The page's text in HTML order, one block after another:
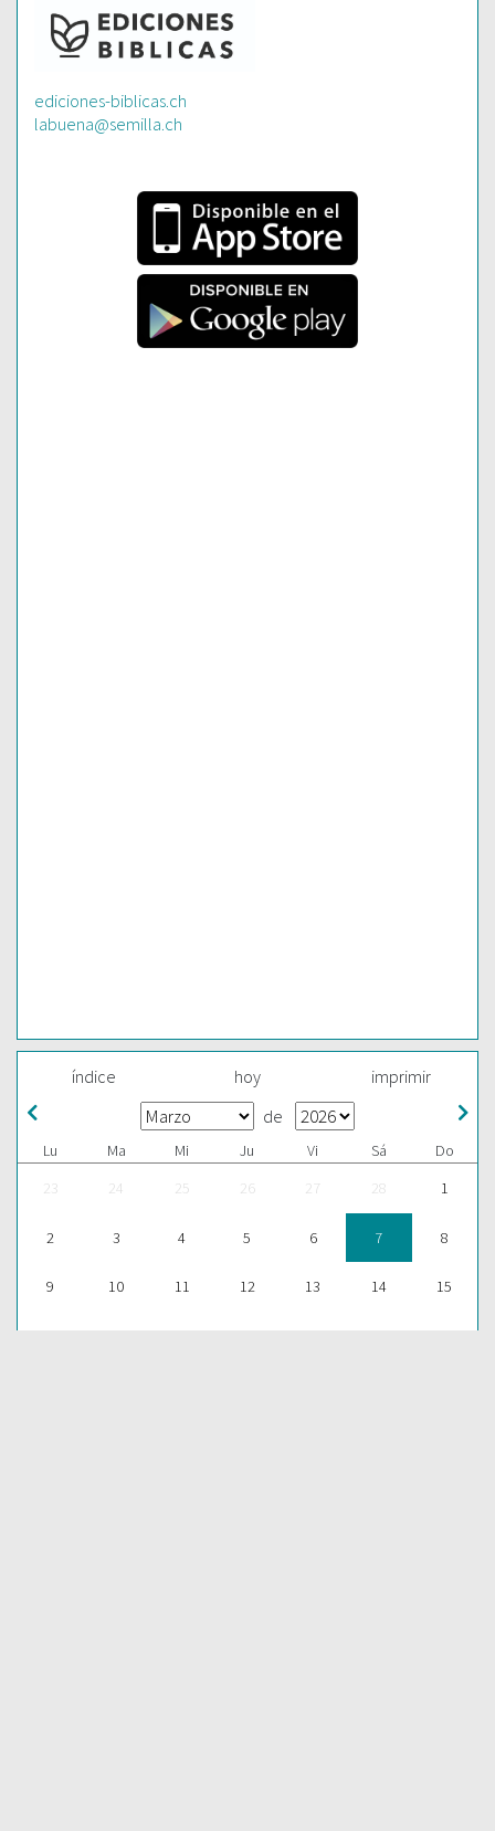
ediciones-biblicas.ch
labuena@semilla.ch
índice hoy imprimir
de
Lu Ma Mi Ju Vi Sá
Do
23
24 25 26 27 28 1
2 3 4 5 6 7 8
9 10 11 12 13 14 15